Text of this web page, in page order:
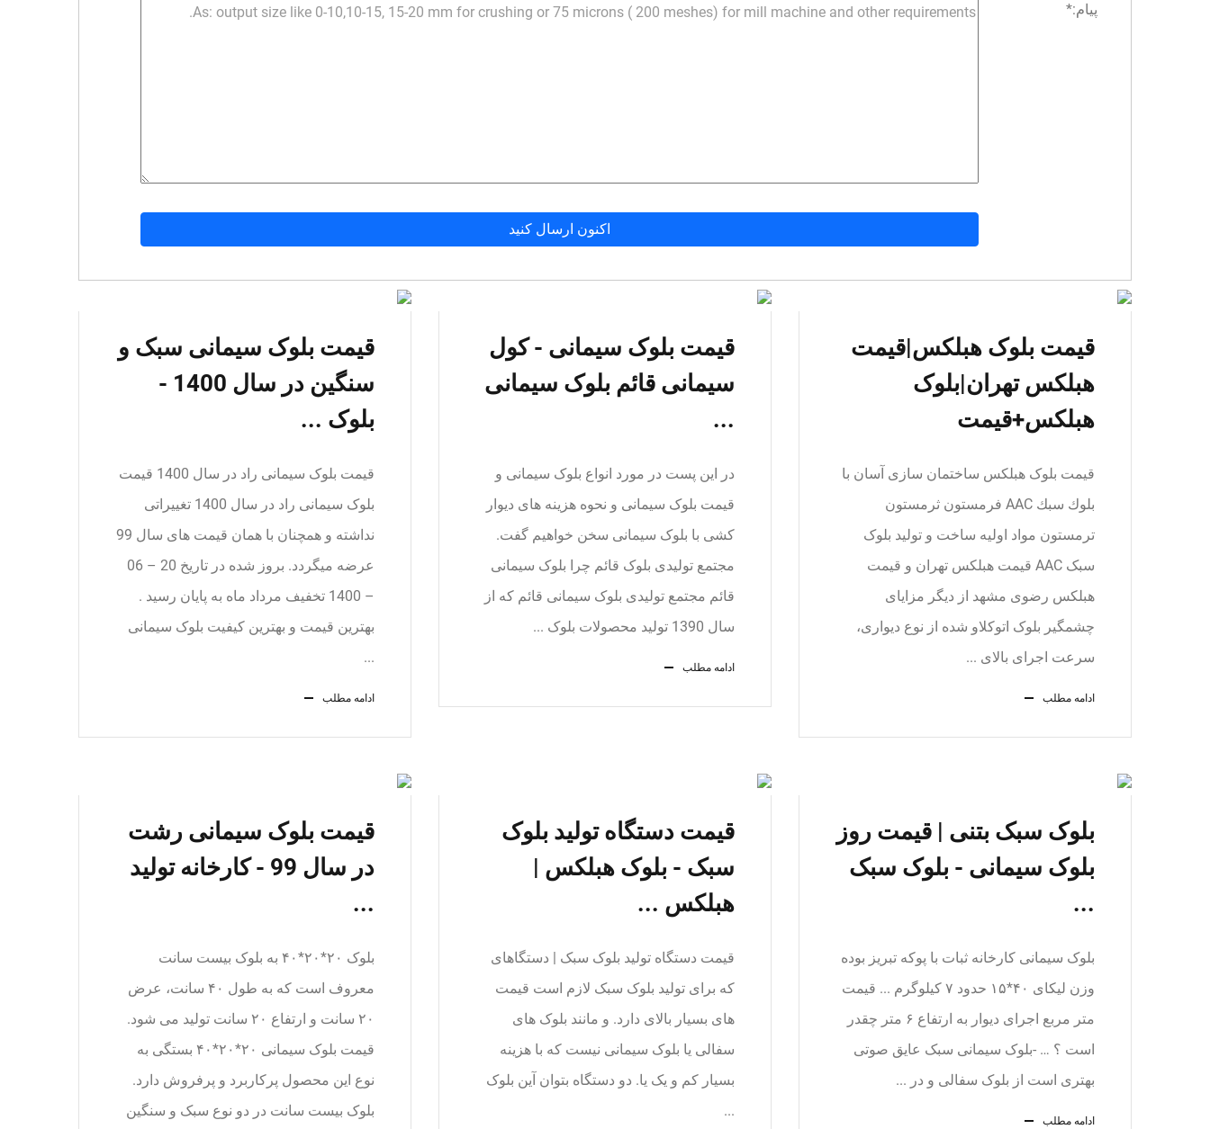
پیام:*
قیمت بلوک هبلکس|قیمت
هبلکس تهران|بلوک
هبلکس+قیمت
قیمت بلوک هبلکس ساختمان سازی آسان با
بلوك سبك AAC فرمستون ثرمستون
ترمستون مواد اولیه ساخت و تولید بلوک
سبک AAC قیمت هبلکس تهران و قیمت
هبلکس رضوی مشهد از دیگر مزایای
چشمگیر بلوک اتوکلاو شده از نوع دیواری،
سرعت اجرای بالای ...
ادامه مطلب
قیمت بلوک سیمانی - کول
سیمانی قائم بلوک سیمانی
...
در این پست در مورد انواع بلوک سیمانی و
قیمت بلوک سیمانی و نحوه هزینه های دیوار
کشی با بلوک سیمانی سخن خواهیم گفت.
مجتمع تولیدی بلوک قائم چرا بلوک سیمانی
قائم مجتمع تولیدی بلوک سیمانی قائم که از
سال 1390 تولید محصولات بلوک ...
ادامه مطلب
قیمت بلوک سیمانی سبک و
سنگین در سال 1400 -
بلوک ...
قیمت بلوک سیمانی راد در سال 1400 قیمت
بلوک سیمانی راد در سال 1400 تغییراتی
نداشته و همچنان با همان قیمت های سال 99
عرضه میگردد. بروز شده در تاریخ 20 – 06
– 1400 تخفیف مرداد ماه به پایان رسید .
بهترین قیمت و بهترین کیفیت بلوک سیمانی
...
ادامه مطلب
بلوک سبک بتنی | قیمت روز
بلوک سیمانی - بلوک سبک
...
بلوک سیمانی کارخانه ثبات با پوکه تبریز بوده
وزن لیکای ۴۰*۱۵ حدود ۷ کیلوگرم ... قیمت
متر مربع اجرای دیوار به ارتفاع ۶ متر چقدر
است ؟ … -بلوک سیمانی سبک عايق صوتی
بهتری است از بلوک سفالی و در ...
ادامه مطلب
قیمت دستگاه تولید بلوک
سبک - بلوک هبلکس |
هبلکس ...
قیمت دستگاه تولید بلوک سبک | دستگاهای
که برای تولید بلوک سبک لازم است قیمت
های بسیار بالای دارد. و مانند بلوک های
سفالی یا بلوک سیمانی نیست که با هزینه
بسیار کم و یک یا. دو دستگاه بتوان آین بلوک
...
قیمت بلوک سیمانی رشت
در سال 99 - کارخانه تولید
...
بلوک ۲۰*۲۰*۴۰ به بلوک بیست سانت
معروف است که به طول ۴۰ سانت، عرض
۲۰ سانت و ارتفاع ۲۰ سانت تولید می شود.
قیمت بلوک سیمانی ۲۰*۲۰*۴۰ بستگی به
نوع این محصول پرکاربرد و پرفروش دارد.
بلوک بیست سانت در دو نوع سبک و سنگین